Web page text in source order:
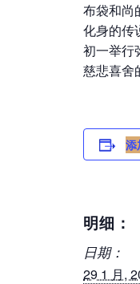
布袋和尚
化身的传
初一举行
慈悲喜舍
明细：
日期：
29 1 月,